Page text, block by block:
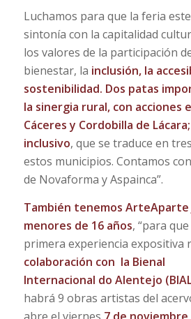
Luchamos para que la feria
sintonía con la capitalidad
los valores de la participación
bienestar, la inclusión, la
sostenibilidad. Dos patas
la sinergia rural, con acciones
Cáceres y Cordobilla de
inclusivo, que se traduce en
estos municipios. Contamos
de Novaforma y Aspainca”.
También tenemos ArteAparte
menores de 16 años, “para
primera experiencia expositiva
colaboración con la Bienal
Internacional do Alentejo
habrá 9 obras artistas del
abre el viernes 7 de noviembre